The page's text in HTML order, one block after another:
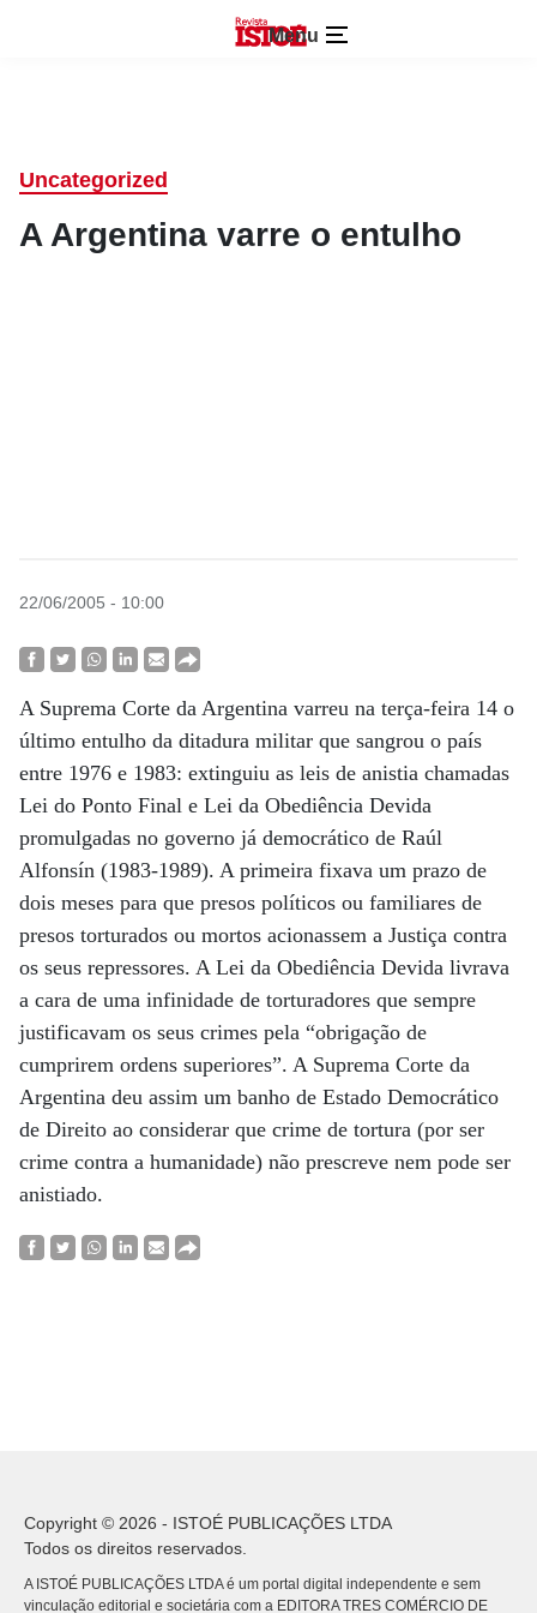
Menu
Uncategorized
A Argentina varre o entulho
22/06/2005 - 10:00
A Suprema Corte da Argentina varreu na terça-feira 14 o
último entulho da ditadura militar que sangrou o país
entre 1976 e 1983: extinguiu as leis de anistia chamadas
Lei do Ponto Final e Lei da Obediência Devida
promulgadas no governo já democrático de Raúl
Alfonsín (1983-1989). A primeira fixava um prazo de
dois meses para que presos políticos ou familiares de
presos torturados ou mortos acionassem a Justiça contra
os seus repressores. A Lei da Obediência Devida livrava
a cara de uma infinidade de torturadores que sempre
justificavam os seus crimes pela “obrigação de
cumprirem ordens superiores”. A Suprema Corte da
Argentina deu assim um banho de Estado Democrático
de Direito ao considerar que crime de tortura (por ser
crime contra a humanidade) não prescreve nem pode ser
anistiado.
Copyright © 2026 - ISTOÉ PUBLICAÇÕES LTDA
Todos os direitos reservados.
A ISTOÉ PUBLICAÇÕES LTDA é um portal digital independente e sem
vinculação editorial e societária com a EDITORA TRES COMÉRCIO DE